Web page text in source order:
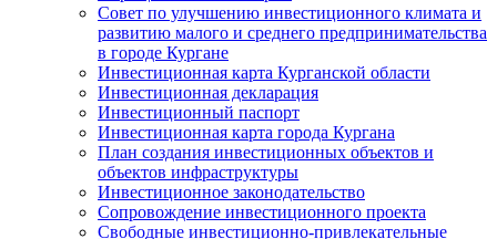
Совет по улучшению инвестиционного климата и
развитию малого и среднего предпринимательства
в городе Кургане
Инвестиционная карта Курганской области
Инвестиционная декларация
Инвестиционный паспорт
Инвестиционная карта города Кургана
План создания инвестиционных объектов и
объектов инфраструктуры
Инвестиционное законодательство
Сопровождение инвестиционного проекта
Свободные инвестиционно-привлекательные